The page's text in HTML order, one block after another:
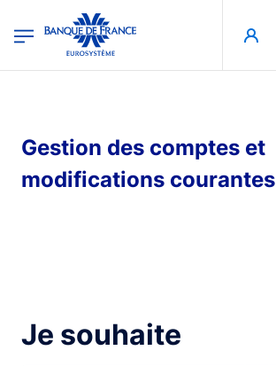
Banque de France - Menu Principal
Gestion des comptes et
modifications courantes
Je souhaite